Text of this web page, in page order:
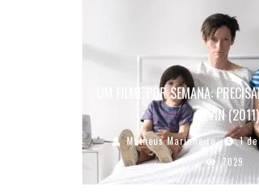
UM FILME POR SEMANA:
KEVIN (2011)
Matheus Marinheiro
1
7029